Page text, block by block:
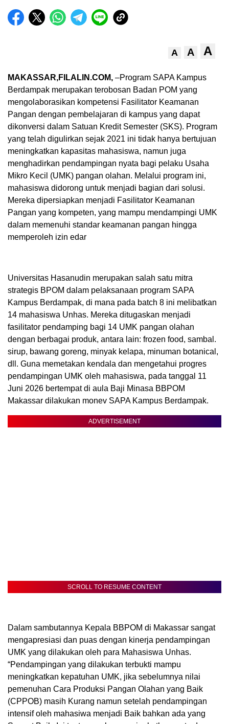
A A A
MAKASSAR,FILALIN.COM, –Program SAPA Kampus
Berdampak merupakan terobosan Badan POM yang
mengolaborasikan kompetensi Fasilitator Keamanan
Pangan dengan pembelajaran di kampus yang dapat
dikonversi dalam Satuan Kredit Semester (SKS). Program
yang telah digulirkan sejak 2021 ini tidak hanya bertujuan
meningkatkan kapasitas mahasiswa, namun juga
menghadirkan pendampingan nyata bagi pelaku Usaha
Mikro Kecil (UMK) pangan olahan. Melalui program ini,
mahasiswa didorong untuk menjadi bagian dari solusi.
Mereka dipersiapkan menjadi Fasilitator Keamanan
Pangan yang kompeten, yang mampu mendampingi UMK
dalam memenuhi standar keamanan pangan hingga
memperoleh izin edar
Universitas Hasanudin merupakan salah satu mitra
strategis BPOM dalam pelaksanaan program SAPA
Kampus Berdampak, di mana pada batch 8 ini melibatkan
14 mahasiswa Unhas. Mereka ditugaskan menjadi
fasilitator pendamping bagi 14 UMK pangan olahan
dengan berbagai produk, antara lain: frozen food, sambal.
sirup, bawang goreng, minyak kelapa, minuman botanical,
dll. Guna memetakan kendala dan mengetahui progres
pendampingan UMK oleh mahasiswa, pada tanggal 11
Juni 2026 bertempat di aula Baji Minasa BBPOM
Makassar dilakukan monev SAPA Kampus Berdampak.
ADVERTISEMENT
SCROLL TO RESUME CONTENT
Dalam sambutannya Kepala BBPOM di Makassar sangat
mengapresiasi dan puas dengan kinerja pendampingan
UMK yang dilakukan oleh para Mahasiswa Unhas.
“Pendampingan yang dilakukan terbukti mampu
meningkatkan kepatuhan UMK, jika sebelumnya nilai
pemenuhan Cara Produksi Pangan Olahan yang Baik
(CPPOB) masih Kurang namun setelah pendampingan
intensif oleh mahasiwa menjadi Baik bahkan ada yang